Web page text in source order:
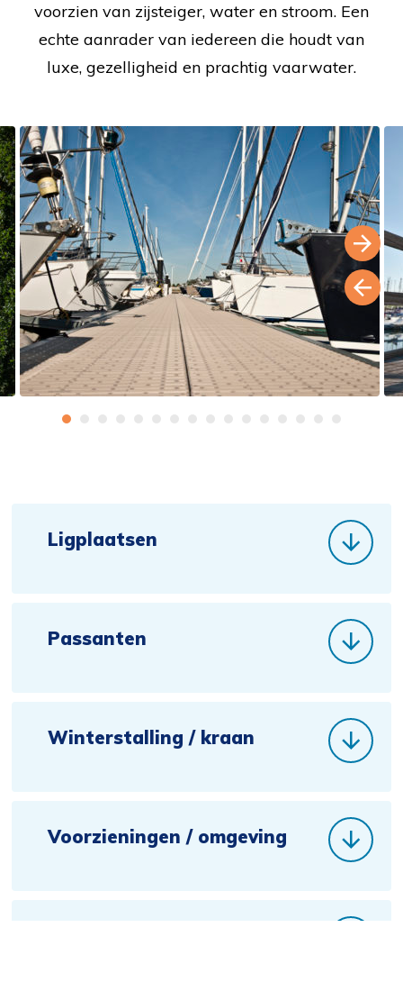
voorzien van zijsteiger, water en stroom. Een
echte aanrader van iedereen die houdt van
luxe, gezelligheid en prachtig vaarwater.
Ligplaatsen
Passanten
Winterstalling / kraan
Voorzieningen / omgeving